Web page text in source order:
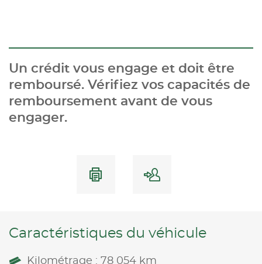
Un crédit vous engage et doit être
remboursé. Vérifiez vos capacités de
remboursement avant de vous
engager.
Caractéristiques du véhicule
Kilométrage : 78 054 km